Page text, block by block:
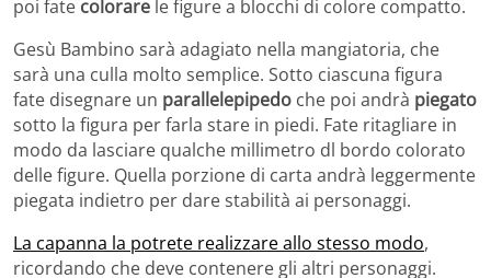
poi fate colorare le figure a blocchi di colore compatto.
Gesù Bambino sarà adagiato nella mangiatoria, che
sarà una culla molto semplice. Sotto ciascuna figura
fate disegnare un parallelepipedo che poi andrà piegato
sotto la figura per farla stare in piedi. Fate ritagliare in
modo da lasciare qualche millimetro dl bordo colorato
delle figure. Quella porzione di carta andrà leggermente
piegata indietro per dare stabilità ai personaggi.
La capanna la potrete realizzare allo stesso modo,
ricordando che deve contenere gli altri personaggi.